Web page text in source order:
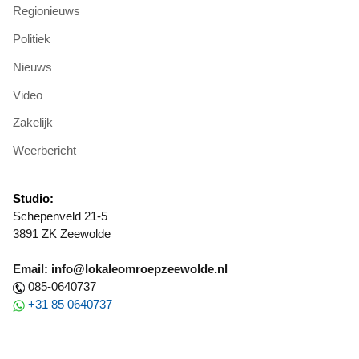
Regionieuws
Politiek
Nieuws
Video
Zakelijk
Weerbericht
Studio:
Schepenveld 21-5
3891 ZK Zeewolde
Email: info@lokaleomroepzeewolde.nl
085-0640737
+31 85 0640737